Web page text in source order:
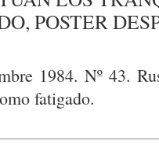
POSTER
1984. Nº 43.
fatigado.